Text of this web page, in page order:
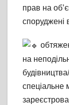
прав на
споруджені
на
спеціальне